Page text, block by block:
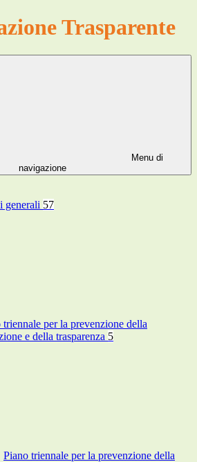
Trasparente
Menu di
navigazione
generali 57
triennale per la prevenzione della
e della trasparenza 5
Piano triennale per la prevenzione della